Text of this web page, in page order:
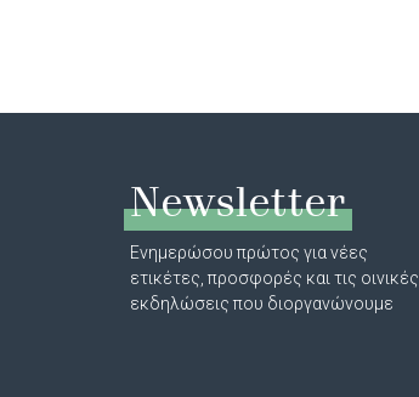
Newsletter
Ενημερώσου πρώτος για νέες
ετικέτες, προσφορές και τις οινικές
εκδηλώσεις που διοργανώνουμε